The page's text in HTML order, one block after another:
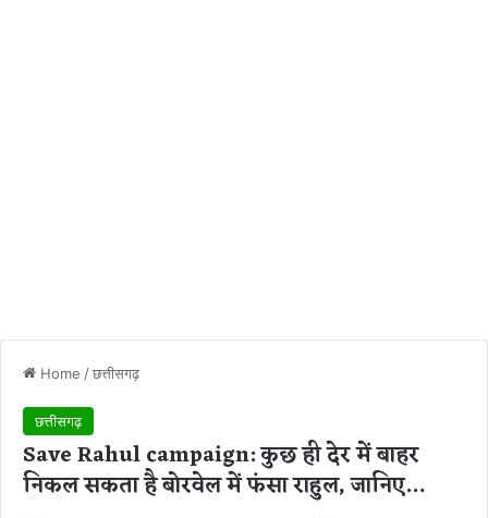
Home /छत्तीसगढ़
छत्तीसगढ़
Save Rahul campaign: कुछ ही देर में बाहर
निकल सकता है बोरवेल में फंसा राहुल, जानिए…